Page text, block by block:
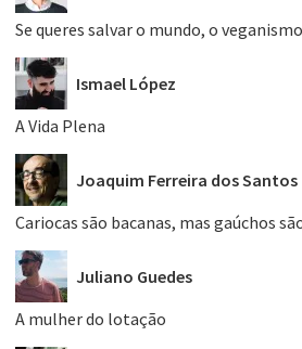
Se queres salvar o mundo, o
Ismael López
A Vida Plena
Joaquim Ferreira dos Santos
Cariocas são bacanas, mas gaúchos
Juliano Guedes
A mulher do lotação